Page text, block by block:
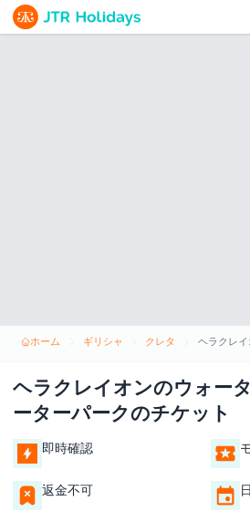
ホーム ギリシャ クレタ
ヘラクレイオンのウォー
ーターパークのチケット
即時確認
返金不可